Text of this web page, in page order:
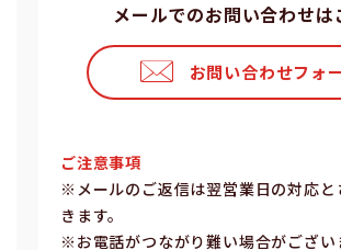
メールでのお問い合わせは
お問い合わせフォ
ご注意事項
※メールのご返信は翌営業⽇の対応と
きます。
※お電話がつながり難い場合がござい